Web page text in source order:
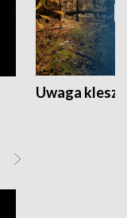
Uwaga